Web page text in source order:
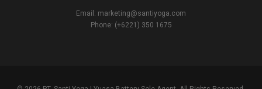
Email: marketing@santiyoga.com
Phone: (+6221) 350 1675